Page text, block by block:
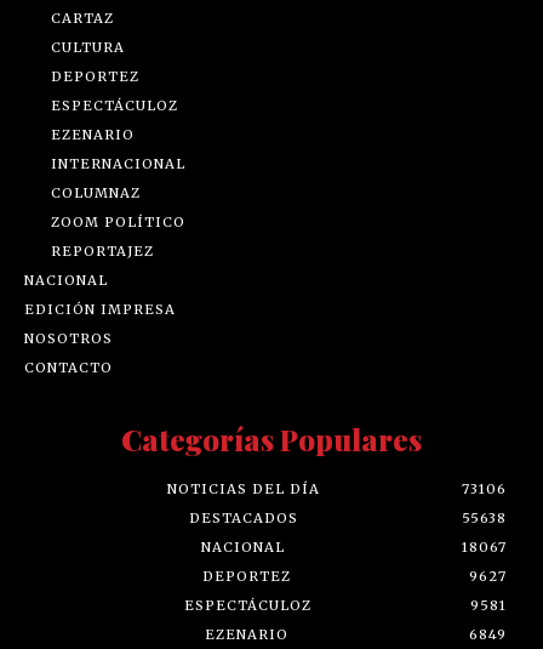
CARTAZ
CULTURA
DEPORTEZ
ESPECTÁCULOZ
EZENARIO
INTERNACIONAL
COLUMNAZ
ZOOM POLÍTICO
REPORTAJEZ
NACIONAL
EDICIÓN IMPRESA
NOSOTROS
CONTACTO
Categorías Populares
NOTICIAS DEL DÍA
73106
DESTACADOS
55638
NACIONAL
18067
DEPORTEZ
9627
ESPECTÁCULOZ
9581
EZENARIO
6849